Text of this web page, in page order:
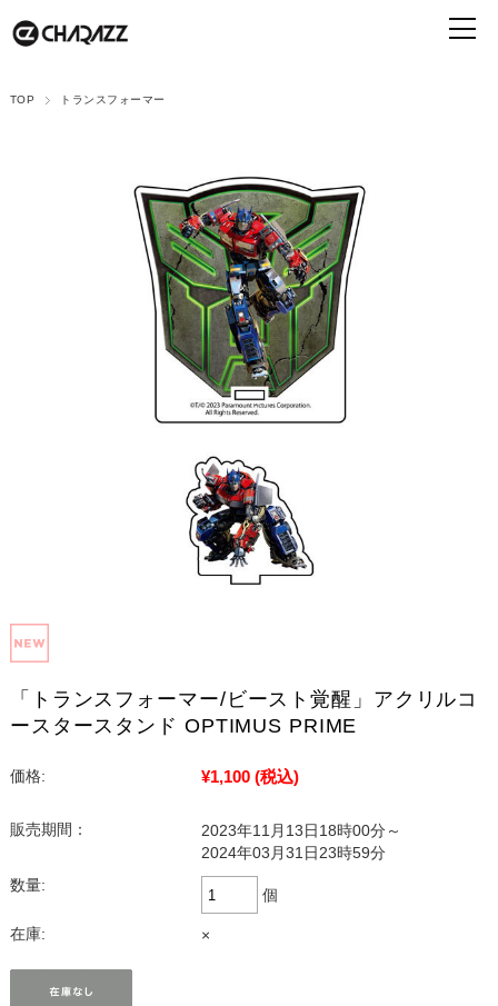
TOP トランスフォーマー
「トランスフォーマー/ビースト覚醒」アクリルコ
ースタースタンド OPTIMUS PRIME
価格: ¥1,100 (税込)
販売期間：
2023年11月13日18時00分～
2024年03月31日23時59分
数量:
個
在庫: ×